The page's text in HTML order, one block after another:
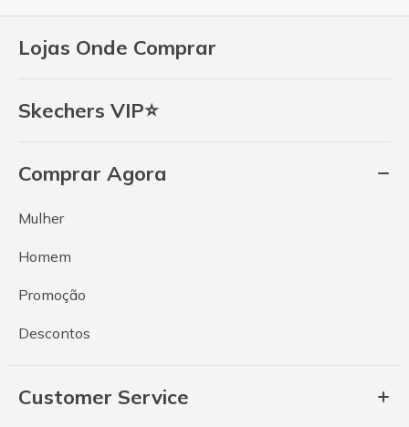
Lojas Onde Comprar
Skechers VIP⭐
Comprar Agora
Mulher
Homem
Promoção
Descontos
Customer Service